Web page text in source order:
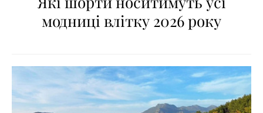
модниці влітку 2026 року